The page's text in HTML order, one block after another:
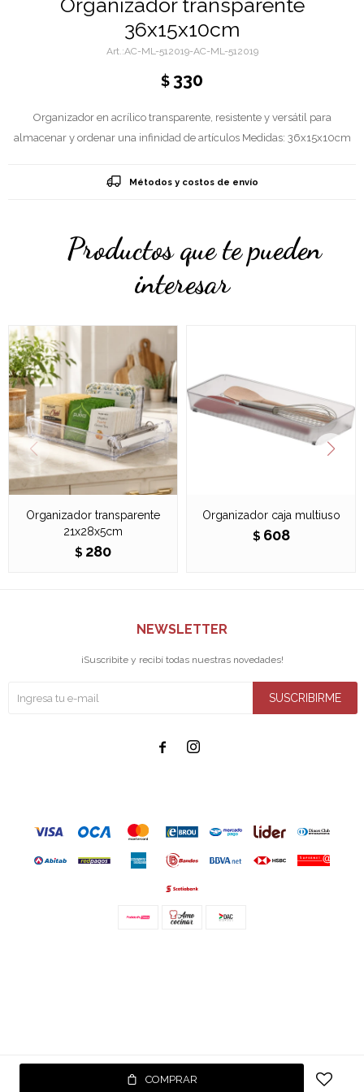
Organizador transparente
36x15x10cm
AC-ML-512019-AC-ML-512019
$ 330
Organizador en acrílico transparente, resistente y versátil para
almacenar y ordenar una infinidad de artículos Medidas: 36x15x10cm
COMPRAR
Métodos y costos de envío
Productos que te pueden
interesar
Organizador transparente
21x28x5cm
$ 280
Organizador caja multiuso
$ 608
NEWSLETTER
¡Suscribite y recibí todas nuestras novedades!
SUSCRIBIRME
 
Fenicio